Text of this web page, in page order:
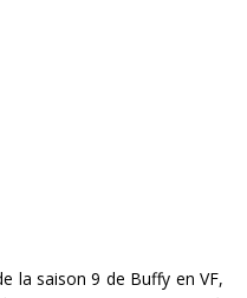
la saison 9 de Buffy en VF,